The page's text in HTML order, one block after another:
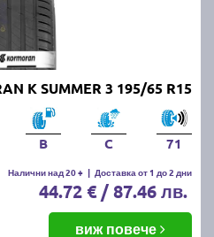
K SUMMER 3 195/65 R15
B C 71
Налични над 20 + | Доставка от 1 до 2 дни
44.72 € / 87.46 лв.
виж повече